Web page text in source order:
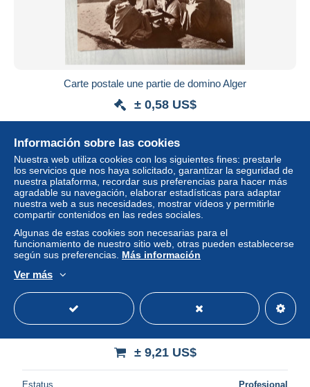
Carte postale une partie de domino Alger
± 0,58 US$
Estatus
± 9,21 US$
Estatus Profesional
Información sobre las cookies
Nuestra web utiliza cookies con los siguientes fines: prestarle
los servicios que nos haya solicitado, garantizar la seguridad de
nuestra plataforma, recordar sus preferencias para hacer más
agradable su navegación, elaborar estadísticas para adaptar
nuestra web a sus necesidades, mostrar vídeos y permitirle
compartir contenidos en las redes sociales.
Algunas de estas cookies son necesarias para el
funcionamiento de nuestro sitio web, otras pueden establecerse
según sus preferencias. Más información
Ver más